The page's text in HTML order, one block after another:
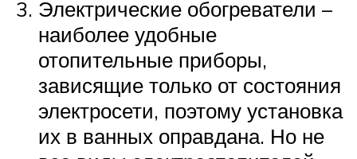
Электрические обогреватели –
наиболее удобные
отопительные приборы,
зависящие только от состояния
электросети, поэтому установка
их в ванных оправдана. Но не